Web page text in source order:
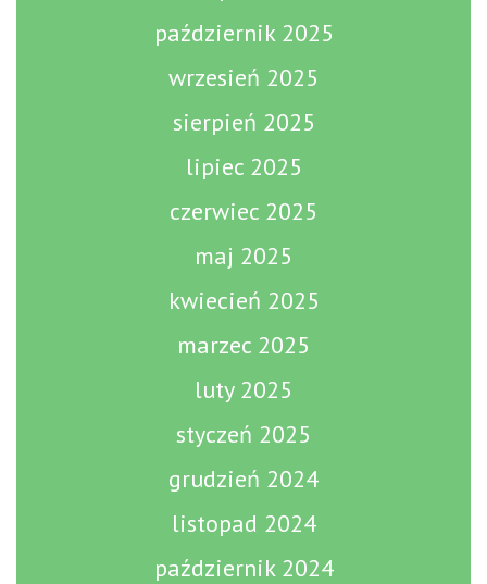
październik 2025
wrzesień 2025
sierpień 2025
lipiec 2025
czerwiec 2025
maj 2025
kwiecień 2025
marzec 2025
luty 2025
styczeń 2025
grudzień 2024
listopad 2024
październik 2024